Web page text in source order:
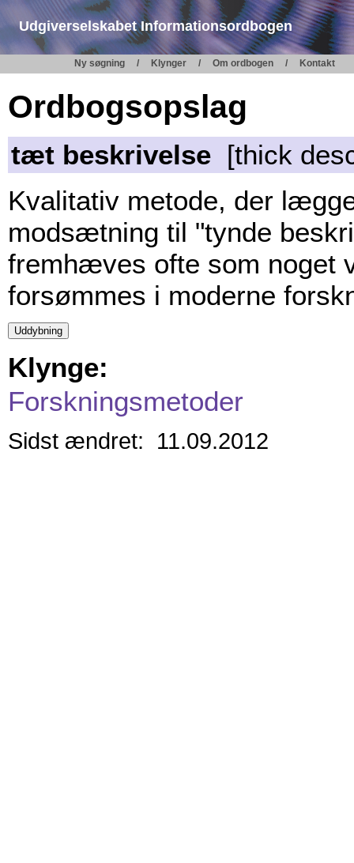
Udgiverselskabet Informationsordbogen
Ny søgning Klynger Om ordbogen Kontakt
Ordbogsopslag
tæt beskrivelse [thick
Kvalitativ metode, der
modsætning til "tynde
fremhæves ofte som noget
forsømmes i moderne
Klynge:
Forskningsmetoder
Sidst ændret: 11.09.2012